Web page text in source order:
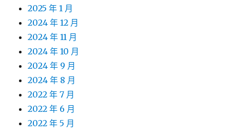
2025 年 1 月
2024 年 12 月
2024 年 11 月
2024 年 10 月
2024 年 9 月
2024 年 8 月
2022 年 7 月
2022 年 6 月
2022 年 5 月